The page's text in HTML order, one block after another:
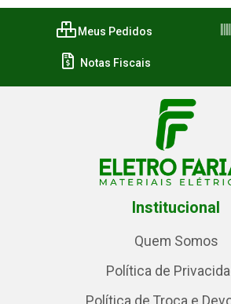
Meus Pedidos
Notas Fiscais
Institucional
Quem Somos
Política de
Política de Troca e